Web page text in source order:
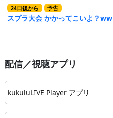
24日後から 予告
スプラ大会 かかってこいよ？ww
配信／視聴アプリ
kukuluLIVE Player アプリ